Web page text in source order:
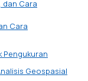
Cara
Pengukuran